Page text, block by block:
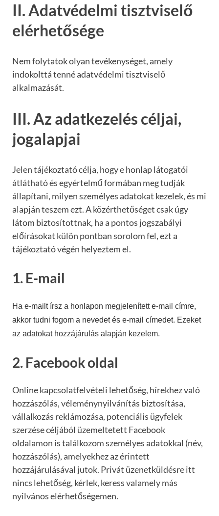
II. Adatvédelmi tisztviselő
elérhetősége
Nem folytatok olyan tevékenységet, amely
indokolttá tenné adatvédelmi tisztviselő
alkalmazását.
III. Az adatkezelés céljai,
jogalapjai
Jelen tájékoztató célja, hogy e honlap látogatói
átlátható és egyértelmű formában meg tudják
állapítani, milyen személyes adatokat kezelek, és mi
alapján teszem ezt. A közérthetőséget csak úgy
látom biztosítottnak, ha a pontos jogszabályi
előírásokat külön pontban sorolom fel, ezt a
tájékoztató végén helyeztem el.
1. E-mail
Ha e-mailt írsz a honlapon megjelenített e-mail címre,
akkor tudni fogom a nevedet és e-mail címedet. Ezeket
az adatokat hozzájárulás alapján kezelem.
2. Facebook oldal
Online kapcsolatfelvételi lehetőség, hírekhez való
hozzászólás, véleménynyilvánítás biztosítása,
vállalkozás reklámozása, potenciális ügyfelek
szerzése céljából üzemeltetett Facebook
oldalamon is találkozom személyes adatokkal (név,
hozzászólás), amelyekhez az érintett
hozzájárulásával jutok. Privát üzenetküldésre itt
nincs lehetőség, kérlek, keress valamely más
nyilvános elérhetőségemen.